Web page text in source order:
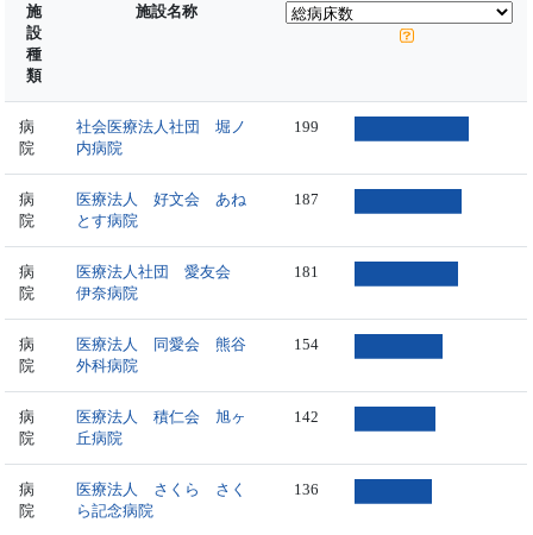
施
設
種
類
施設名称
病
院
社会医療法人社団 堀ノ
内病院
199
病
院
医療法人 好文会 あね
とす病院
187
病
院
医療法人社団 愛友会
伊奈病院
181
病
院
医療法人 同愛会 熊谷
外科病院
154
病
院
医療法人 積仁会 旭ヶ
丘病院
142
病
院
医療法人 さくら さく
ら記念病院
136